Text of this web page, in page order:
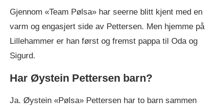
Gjennom «Team Pølsa» har seerne blitt kjent med en
varm og engasjert side av Pettersen. Men hjemme på
Lillehammer er han først og fremst pappa til Oda og
Sigurd.
Har Øystein Pettersen barn?
Ja. Øystein «Pølsa» Pettersen har to barn sammen